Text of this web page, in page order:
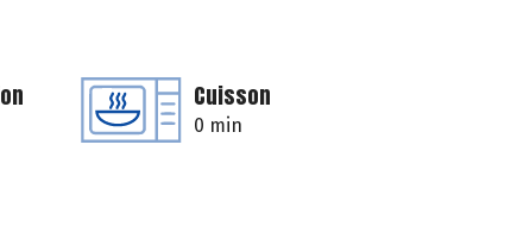
Cuisson
0 min